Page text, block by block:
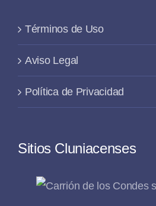
Términos de Uso
Aviso Legal
Política de Privacidad
Sitios Cluniacenses